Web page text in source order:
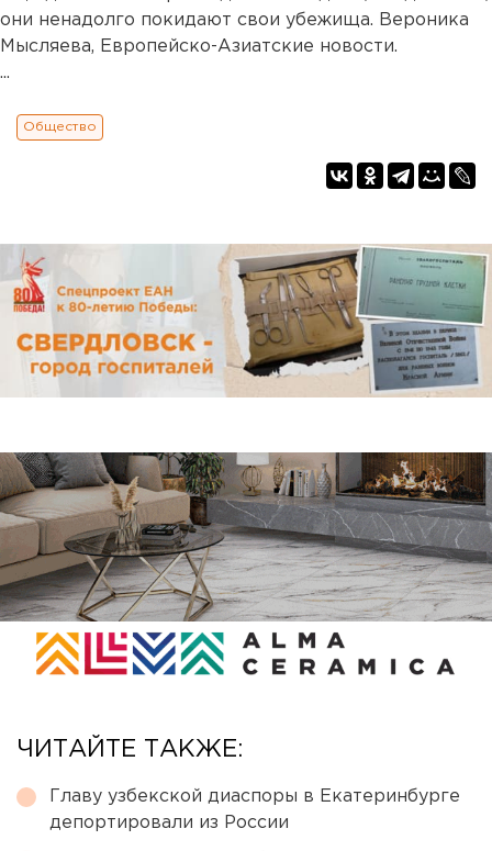
они ненадолго покидают свои убежища. Вероника
Мысляева, Европейско-Азиатские новости.
...
Общество
ЧИТАЙТЕ ТАКЖЕ:
Главу узбекской диаспоры в Екатеринбурге
депортировали из России